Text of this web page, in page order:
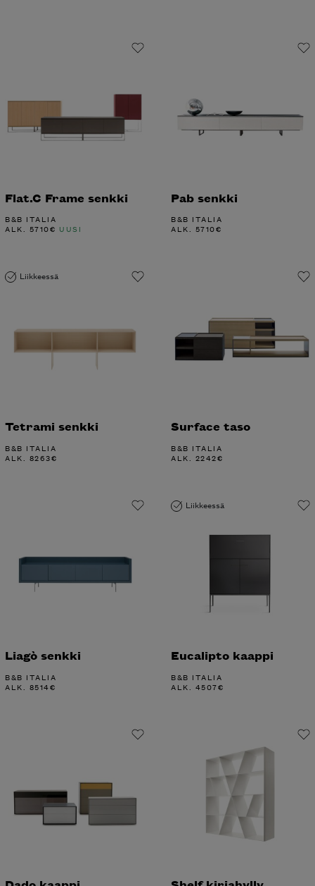
Flat.C Frame senkki
B&B ITALIA
ALK. 5710€ UUSI
Pab senkki
B&B ITALIA
ALK. 5710€
Liikkeessä
Tetrami senkki
B&B ITALIA
ALK. 8263€
Surface taso
B&B ITALIA
ALK. 2242€
Liagò senkki
B&B ITALIA
ALK. 8514€
Liikkeessä
Eucalipto kaappi
B&B ITALIA
ALK. 4507€